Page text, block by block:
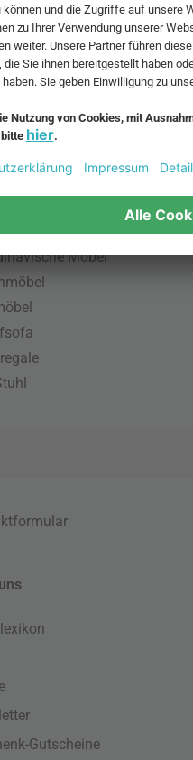
und zzgl.
Möbel
Gutscheine